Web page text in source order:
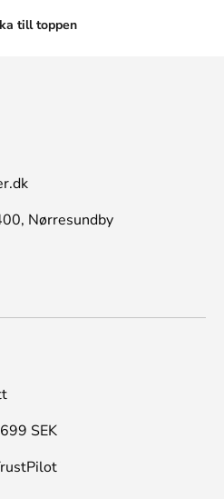
till toppen
Nørresundby
SEK